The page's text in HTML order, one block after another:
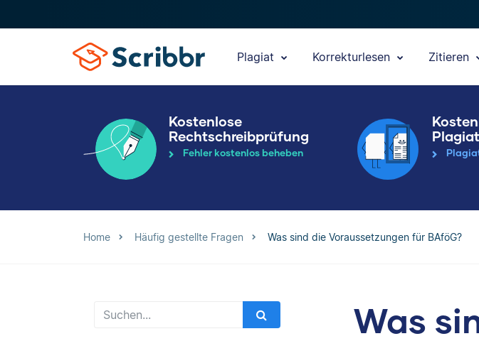
Plagiat Korrekturlesen Zitieren
Kostenlose
Rechtschreibprüfung
Fehler kostenlos beheben
Home Häufig gestellte Fragen Was sind die Voraussetzungen für BAföG?
Was